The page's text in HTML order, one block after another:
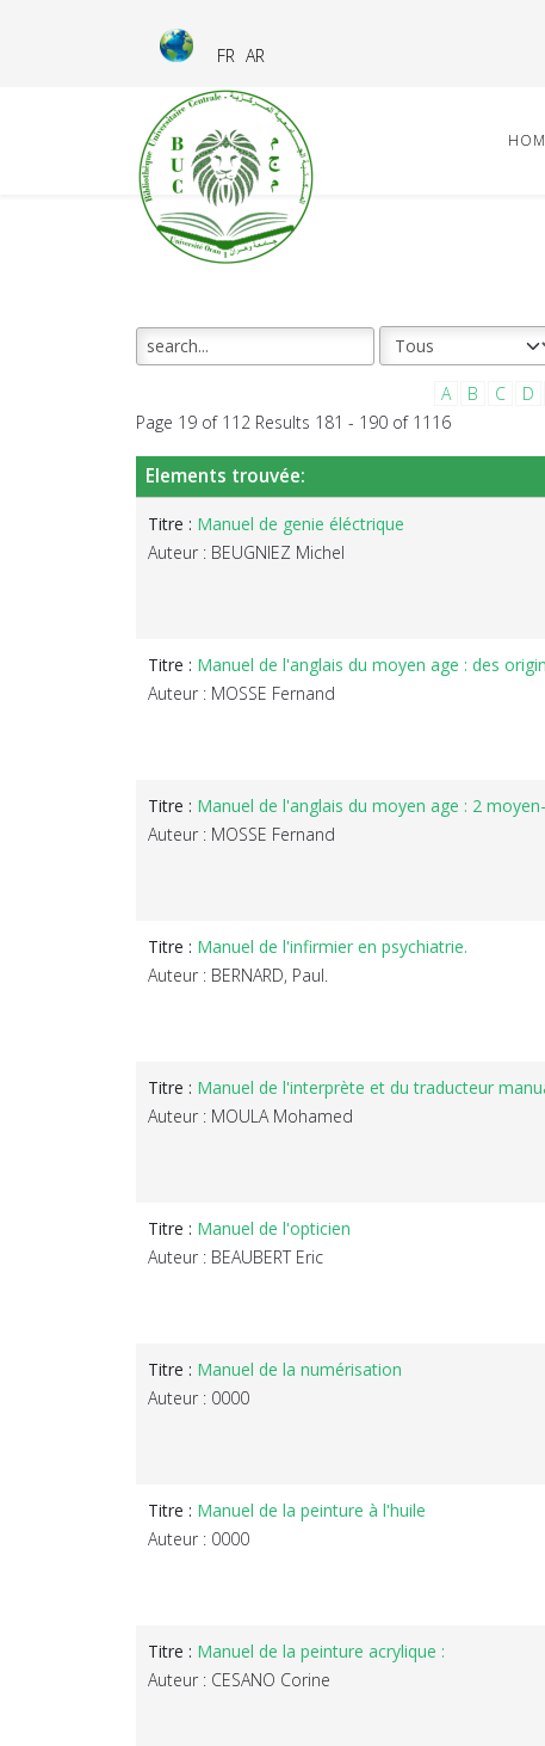
FR AR
A B C D
Page 19 of 112 Results 181 - 190 of 1116
Elements trouvée:
Titre : Manuel de genie éléctrique
Auteur : BEUGNIEZ Michel
Titre : Manuel de l'anglais du moyen age : des
Auteur : MOSSE Fernand
Titre : Manuel de l'anglais du moyen age : 2
Auteur : MOSSE Fernand
Titre : Manuel de l'infirmier en psychiatrie.
Auteur : BERNARD, Paul.
Titre : Manuel de l'interprète et du traducteur
Auteur : MOULA Mohamed
Titre : Manuel de l'opticien
Auteur : BEAUBERT Eric
Titre : Manuel de la numérisation
Auteur : 0000
Titre : Manuel de la peinture à l'huile
Auteur : 0000
Titre : Manuel de la peinture acrylique :
Auteur : CESANO Corine